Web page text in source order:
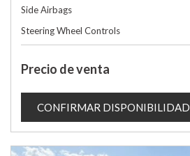
Side Airbags
Steering Wheel Controls
Precio de venta
CONFIRMAR DISPONIBILIDAD